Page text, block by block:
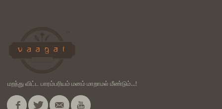
மறந்து விட்ட பாரம்பரியம் மனம் மாறாமல் மீண்டும்...!